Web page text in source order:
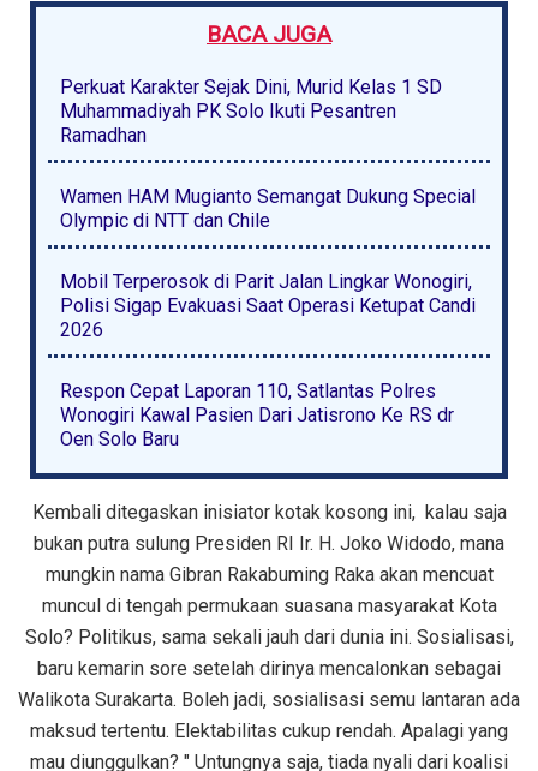
BACA JUGA
Perkuat Karakter Sejak Dini, Murid Kelas 1 SD
Muhammadiyah PK Solo Ikuti Pesantren
Ramadhan
Wamen HAM Mugianto Semangat Dukung Special
Olympic di NTT dan Chile
Mobil Terperosok di Parit Jalan Lingkar Wonogiri,
Polisi Sigap Evakuasi Saat Operasi Ketupat Candi
2026
Respon Cepat Laporan 110, Satlantas Polres
Wonogiri Kawal Pasien Dari Jatisrono Ke RS dr
Oen Solo Baru
Kembali ditegaskan inisiator kotak kosong ini, kalau saja
bukan putra sulung Presiden RI Ir. H. Joko Widodo, mana
mungkin nama Gibran Rakabuming Raka akan mencuat
muncul di tengah permukaan suasana masyarakat Kota
Solo? Politikus, sama sekali jauh dari dunia ini. Sosialisasi,
baru kemarin sore setelah dirinya mencalonkan sebagai
Walikota Surakarta. Boleh jadi, sosialisasi semu lantaran ada
maksud tertentu. Elektabilitas cukup rendah. Apalagi yang
mau diunggulkan? " Untungnya saja, tiada nyali dari koalisi